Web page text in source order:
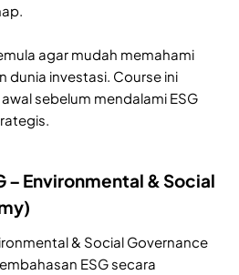
agar mudah memahami
dunia investasi. Course ini
sebelum mendalami ESG
– Environmental & Social
& Social Governance
ESG secara